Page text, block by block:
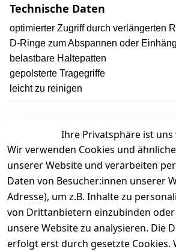
Technische Daten
optimierter Zugriff durch verlängerten
D-Ringe zum Abspannen oder
belastbare Haltepatten
gepolsterte Tragegriffe
leicht zu reinigen
Kundenbewertungen
Durchschnittliche
Basierend auf 0
Bewertung
Ihre Privatsphäre ist
Wir verwenden Cookies und
unserer Website und verarbeiten
Daten von Besucher:innen unserer
Adresse), um z.B. Inhalte zu
von Drittanbietern einzubinden
unsere Website zu analysieren. Die
erfolgt erst durch gesetzte Cookies.